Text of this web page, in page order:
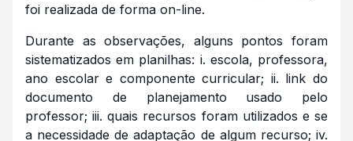
foi realizada de forma on-line.
Durante as observações, alguns pontos foram
sistematizados em planilhas: i. escola, professora,
ano escolar e componente curricular; ii. link do
documento de planejamento usado pelo
professor; iii. quais recursos foram utilizados e se
a necessidade de adaptação de algum recurso; iv.